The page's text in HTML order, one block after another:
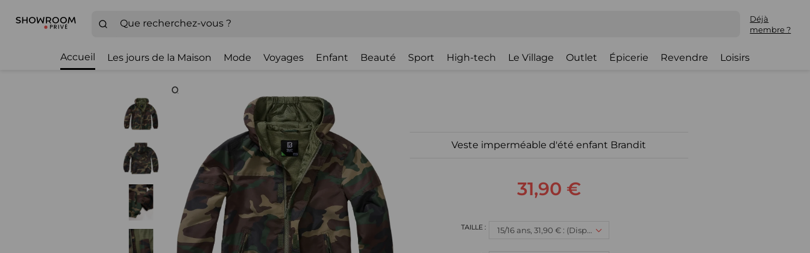
Déjà
membre ?
Accueil Les jours de la Maison Mode Voyages Enfant Beauté Sport High-tech Le Village Outlet Épicerie Revendre Loisirs
Veste imperméable d'été enfant Brandit
31,90 €
15/16 ans, 31,90 € : (Disponible)